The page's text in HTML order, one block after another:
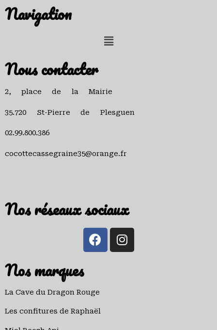
Navigation
Nous contacter
2, place de la Mairie
35.720 St-Pierre de Plesguen
02.99.800.386
cocottecassegraine35@orange.fr
Nos réseaux sociaux
Nos marques
La Cave du Dragon Rouge
Les confitures de Raphaël